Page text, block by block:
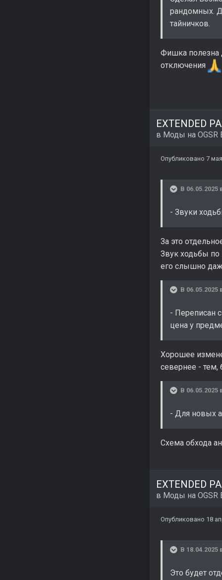
рандомных.
тайничков.
Фишка полезна
отключения
EXTENDED
в Моды на OGSR
Опубликовано 7
В 06.05.2025
- Звуки
За это
Звук ходьбы по
его слышно
В 06.05.2025
- Переписан
цена у
Хорошее
севернее - тем,
В 06.05.2025
- Для новых
Схема обхода
EXTENDED
в Моды на OGSR
Опубликовано 18
В 18.04.2025
Это будет